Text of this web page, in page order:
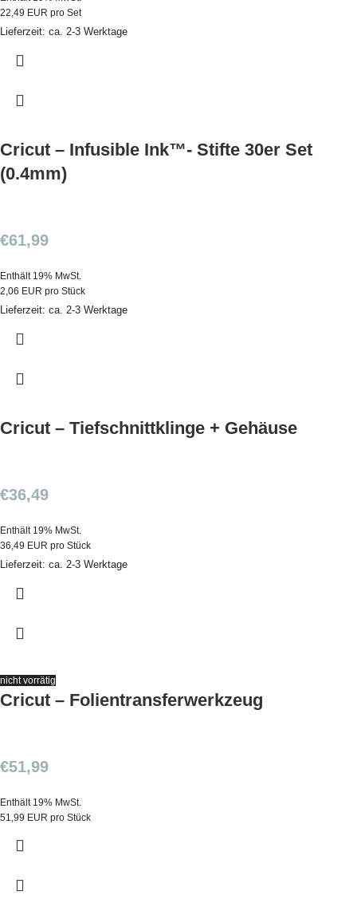
22,49 EUR pro Set
Lieferzeit: ca. 2-3 Werktage
Cricut – Infusible Ink™- Stifte 30er Set
(0.4mm)
€61,99
Enthält 19% MwSt.
2,06 EUR pro Stück
Lieferzeit: ca. 2-3 Werktage
Cricut – Tiefschnittklinge + Gehäuse
€36,49
Enthält 19% MwSt.
36,49 EUR pro Stück
Lieferzeit: ca. 2-3 Werktage
nicht vorrätig
Cricut – Folientransferwerkzeug
€51,99
Enthält 19% MwSt.
51,99 EUR pro Stück